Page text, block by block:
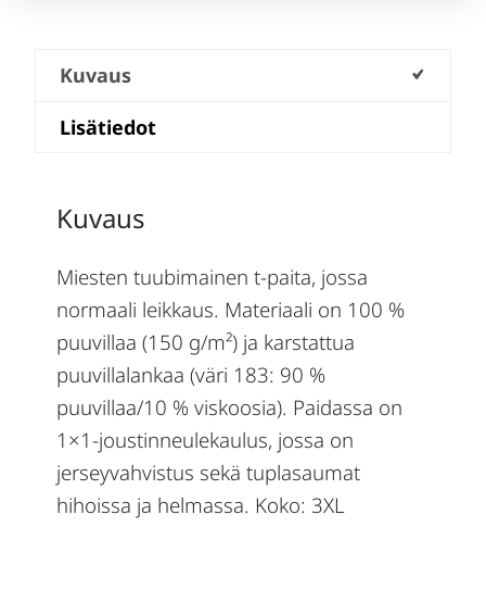
Kuvaus
Lisätiedot
Kuvaus
Miesten tuubimainen t-paita, jossa
normaali leikkaus. Materiaali on 100 %
puuvillaa (150 g/m²) ja karstattua
puuvillalankaa (väri 183: 90 %
puuvillaa/10 % viskoosia). Paidassa on
1×1-joustinneulekaulus, jossa on
jerseyvahvistus sekä tuplasaumat
hihoissa ja helmassa. Koko: 3XL